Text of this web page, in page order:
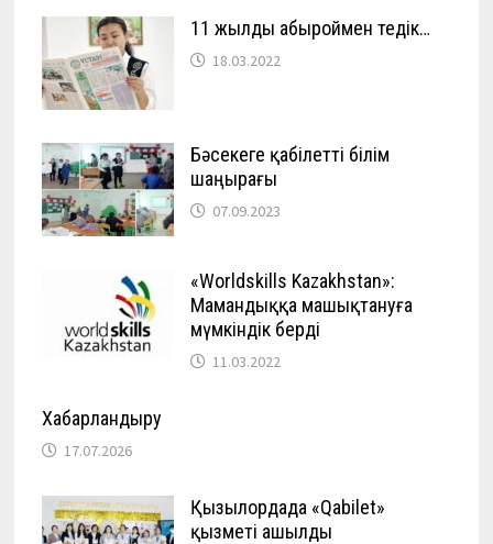
11 жылды абыроймен өтедік…
18.03.2022
Бәсекеге қабілетті білім
шаңырағы
07.09.2023
«Worldskills Kazakhstan»:
Мамандыққа машықтануға
мүмкіндік берді
11.03.2022
Хабарландыру
17.07.2026
Қызылордада «Qabilet»
қызметі ашылды